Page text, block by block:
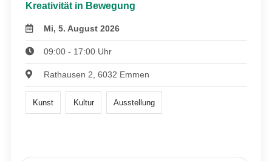
Kreativität in Bewegung
Mi, 5. August 2026
09:00 - 17:00 Uhr
Rathausen 2, 6032 Emmen
Kunst Kultur Ausstellung